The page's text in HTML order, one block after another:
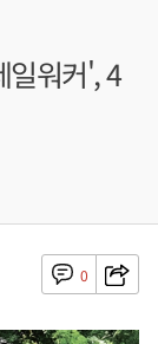
일워커', 4
0